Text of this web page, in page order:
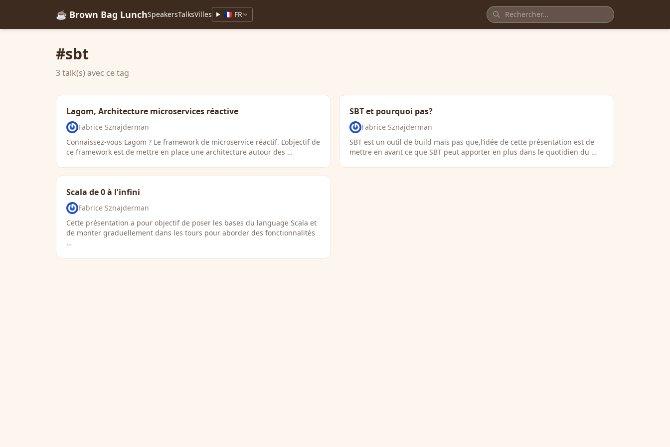
☕ Brown Bag LunchSpeakersTalksVilles 🇫🇷 FR
#sbt
3 talk(s) avec ce tag
Lagom, Architecture microservices réactive
Fabrice Sznajderman
Connaissez-vous Lagom ? Le framework de microservice réactif. L’objectif de
ce framework est de mettre en place une architecture autour des …
SBT et pourquoi pas?
Fabrice Sznajderman
SBT est un outil de build mais pas que,l’idée de cette présentation est de
mettre en avant ce que SBT peut apporter en plus dans le quotidien du …
Scala de 0 à l'infini
Fabrice Sznajderman
Cette présentation a pour objectif de poser les bases du language Scala et
de monter graduellement dans les tours pour aborder des fonctionnalités
…